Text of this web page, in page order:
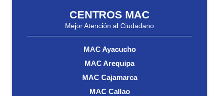
CENTROS MAC
Mejor Atención al Ciudadano
MAC Ayacucho
MAC Arequipa
MAC Cajamarca
MAC Callao